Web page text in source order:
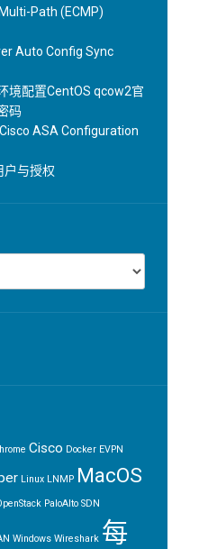
Path (ECMP)
Auto Config Sync
境配置CentOS qcow2官
码
ASA Configuration
户与授权
Cisco Docker EVPN
Linux LNMP MacOS
PaloAlto SDN
Windows Wireshark 每